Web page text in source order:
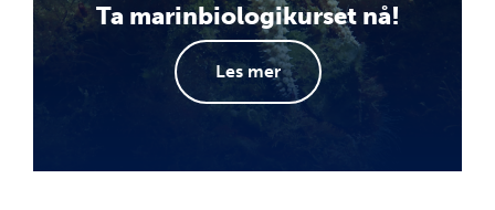
Ta marinbiologikurset nå!
Les mer